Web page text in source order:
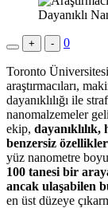
+ - 0
Toronto
araştırmacıları,
dayanıklılığı ile
nanomalzemeler
ekip,
benzersiz
yüz nanometre
100 tanesi bir
ancak ulaşabilen
en üst düzeye